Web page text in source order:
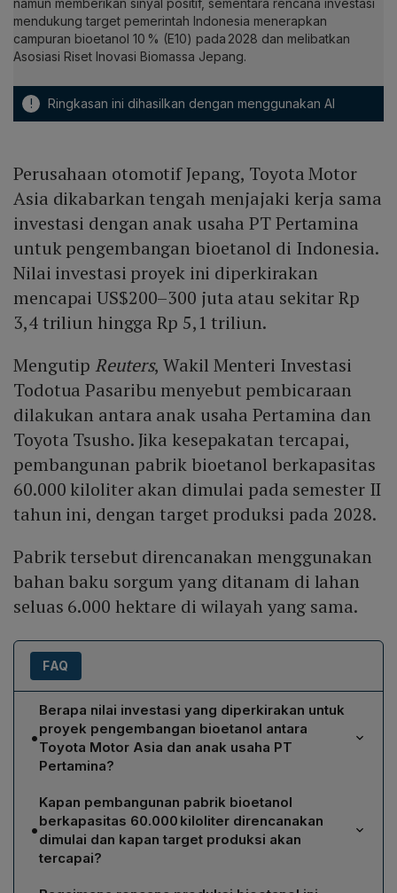
namun memberikan sinyal positif, sementara rencana investasi
mendukung target pemerintah Indonesia menerapkan
campuran bioetanol 10 % (E10) pada 2028 dan melibatkan
Asosiasi Riset Inovasi Biomassa Jepang.
! Ringkasan ini dihasilkan dengan menggunakan AI
Perusahaan otomotif Jepang, Toyota Motor
Asia dikabarkan tengah menjajaki kerja sama
investasi dengan anak usaha PT Pertamina
untuk pengembangan bioetanol di Indonesia.
Nilai investasi proyek ini diperkirakan
mencapai US$200–300 juta atau sekitar Rp
3,4 triliun hingga Rp 5,1 triliun.
Mengutip Reuters, Wakil Menteri Investasi
Todotua Pasaribu menyebut pembicaraan
dilakukan antara anak usaha Pertamina dan
Toyota Tsusho. Jika kesepakatan tercapai,
pembangunan pabrik bioetanol berkapasitas
60.000 kiloliter akan dimulai pada semester II
tahun ini, dengan target produksi pada 2028.
Pabrik tersebut direncanakan menggunakan
bahan baku sorgum yang ditanam di lahan
seluas 6.000 hektare di wilayah yang sama.
FAQ
•
Berapa nilai investasi yang diperkirakan untuk
proyek pengembangan bioetanol antara
Toyota Motor Asia dan anak usaha PT
Pertamina?
Investasi diperkirakan mencapai antara US$200 –
300 juta, setara dengan kira‑kira Rp 3,4 triliun hingga
Rp 5,1 triliun untuk pembangunan pabrik bioetanol di
Indonesia.
•
Kapan pembangunan pabrik bioetanol
berkapasitas 60.000 kiloliter direncanakan
dimulai dan kapan target produksi akan
tercapai?
Jika kesepakatan tercapai, pembangunan pabrik akan